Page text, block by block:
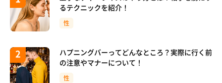
るテクニックを紹介！
性
ハプニングバーってどんなところ？実際に行く前
の注意やマナーについて！
性